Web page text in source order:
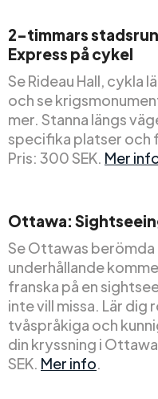
2-timmars
Express på cykel
Se Rideau Hall, cykla
och se
mer. Stanna längs
specifika platser och
Pris: 300 SEK. Mer
Ottawa:
Se Ottawas berömda
underhållande
franska på en
inte vill missa. Lär dig
tvåspråkiga och
din kryssning i
SEK. Mer info.